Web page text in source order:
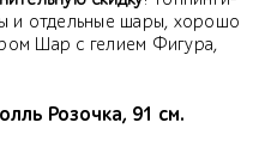
и отдельные шары, хорошо
Шар с гелием Фигура,
Розочка, 91 см.